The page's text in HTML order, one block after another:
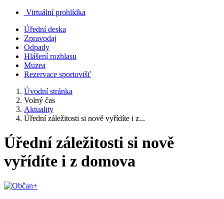
Virtuální prohlídka
Úřední deska
Zpravodaj
Odpady
Hlášení rozhlasu
Muzea
Rezervace sportovišť
Úvodní stránka
Volný čas
Aktuality
Úřední záležitosti si nově vyřídíte i z...
Úřední záležitosti si nově
vyřídíte i z domova